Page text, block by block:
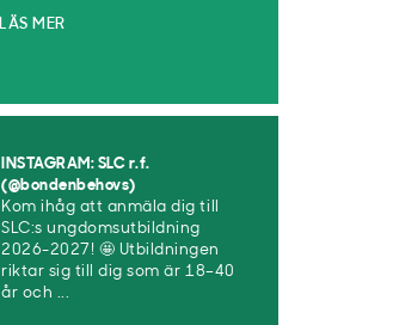
LÄS MER
INSTAGRAM: SLC r.f.
(@bondenbehovs)
Kom ihåg att anmäla dig till
SLC:s ungdomsutbildning
2026-2027! 🤩 Utbildningen
riktar sig till dig som är 18–40
år och ...